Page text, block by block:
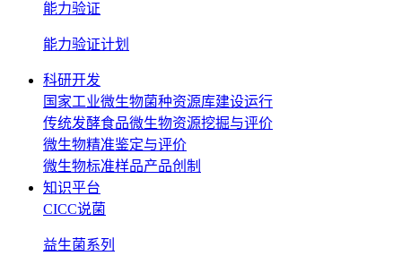
能力验证
能力验证计划
科研开发
国家工业微生物菌种资源库建设运行
传统发酵食品微生物资源挖掘与评价
微生物精准鉴定与评价
微生物标准样品产品创制
知识平台
CICC说菌
益生菌系列